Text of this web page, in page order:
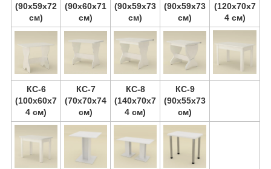
(90х59х72
см)
(90х60х71
см)
(90х59х73
см)
(90х59х73
см)
(120х70х7
4 см)
КС-6
(100х60х7
4 см)
КС-7
(70х70х74
см)
КС-8
(140х70х7
4 см)
КС-9
(90х55х73
см)